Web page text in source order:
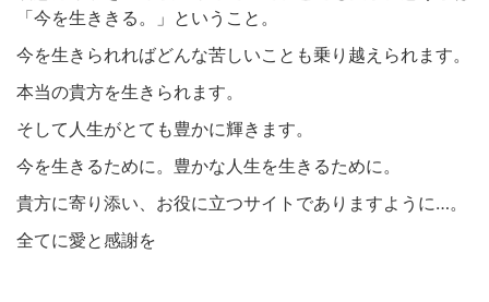
「今を生ききる。」ということ。
今を生きられればどんな苦しいことも乗り越えられます。
本当の貴方を生きられます。
そして人生がとても豊かに輝きます。
今を生きるために。豊かな人生を生きるために。
貴方に寄り添い、お役に立つサイトでありますように…。
全てに愛と感謝を